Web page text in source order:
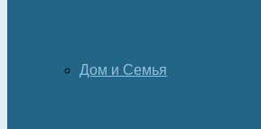
Дом и Семья